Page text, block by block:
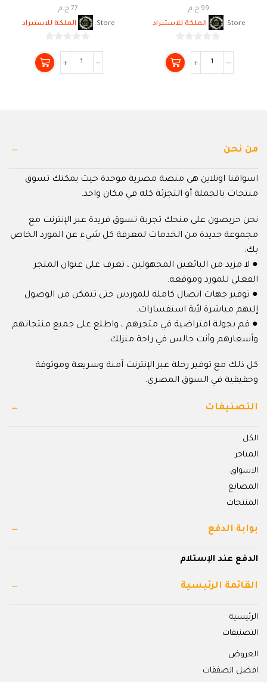
99 ج.م
Store:
الملكة للاستيراد
من
5
77 ج.م
Store:
الملكة للاستيراد
من
5
من نحن
اسواقنا اونلاين هى منصة مصرية موحدة حيث يمكنك تسوق
منتجات بالجملة أو التجزئة كله في مكان واحد.
نحن حريصون على منحك تجربة تسوق فريدة عبر الإنترنت مع
مجموعة جديدة من الخدمات لمعرفة كل شيء عن المورد الخاص
بك:
● لا مزيد من البائعين المجهولين ، تعرف على عنوان المتجر
الفعلي للمورد وموقعه.
● توفير جهات اتصال كاملة للموردين حتى تتمكن من الوصول
إليهم مباشرة لأية استفسارات.
● قم بجولة افتراضية في متجرهم ، واطلع على جميع منتجاتهم
وأسعارهم وأنت جالس في راحة منزلك.
كل ذلك مع توفير رحلة عبر الإنترنت آمنة وسريعة وموثوقة
وحقيقية في السوق المصري.
التصنيفات
الكل
المتاجر
الاسواق
المصانع
المنتجات
بوابة الدفع
الدفع عند الإستلام
القائمة الرئيسية
الرئيسية
التصنيفات
العروض
افضل الصفقات